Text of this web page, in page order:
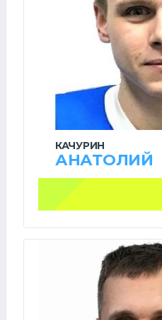
КАЧУРИН
АНАТОЛИЙ